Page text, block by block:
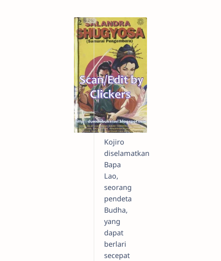
Kojiro
diselamatkan
Bapa
Lao,
seorang
pendeta
Budha,
yang
dapat
berlari
secepat